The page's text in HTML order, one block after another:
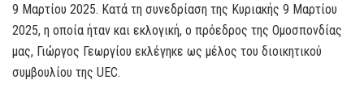
9 Μαρτίου 2025. Κατά τη συνεδρίαση της Κυριακής 9 Μαρτίου
2025, η οποία ήταν και εκλογική, ο πρόεδρος της Ομοσπονδίας
μας, Γιώργος Γεωργίου εκλέγηκε ως μέλος του διοικητικού
συμβουλίου της UEC.